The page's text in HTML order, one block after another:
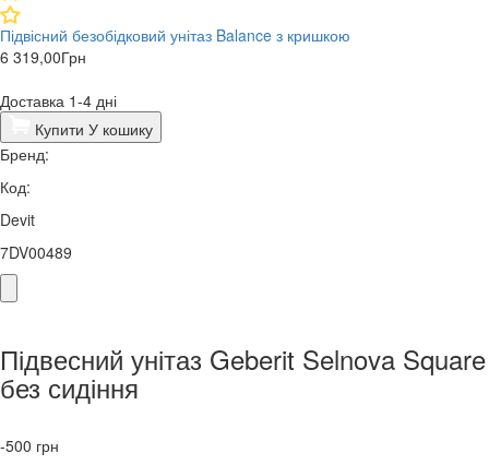
Підвісний безобідковий унітаз Balance з кришкою
6 319,00Грн
Доставка 1-4 дні
Купити У кошику
Бренд:
Код:
Devit
7DV00489
Підвесний унітаз Geberit Selnova Square
без сидіння
-500 грн